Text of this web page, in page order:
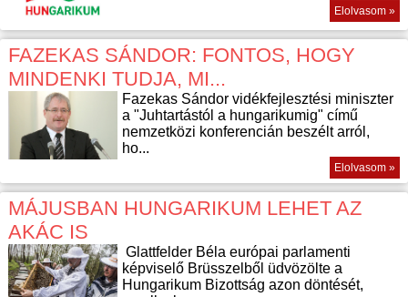
Elolvasom »
FAZEKAS SÁNDOR: FONTOS, HOGY
MINDENKI TUDJA, MI...
Fazekas Sándor vidékfejlesztési miniszter
a "Juhtartástól a hungarikumig" című
nemzetközi konferencián beszélt arról,
ho...
Elolvasom »
MÁJUSBAN HUNGARIKUM LEHET AZ
AKÁC IS
Glattfelder Béla európai parlamenti
képviselő Brüsszelből üdvözölte a
Hungarikum Bizottság azon döntését,